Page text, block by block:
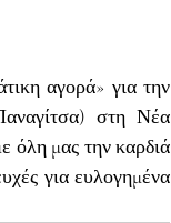
αγορά» για την
στη Νέα
όλη μας την καρδιά
για ευλογημένα